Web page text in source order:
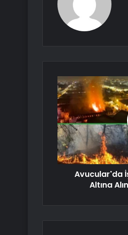
Avucular'da
Altına